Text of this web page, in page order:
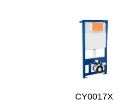
CY0017X